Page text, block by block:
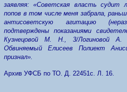
заявляя: «Советская власть судит
попов в том числе меня забрала,
антисоветскую агитацию
подтверждены показаниями
Кузнецовой М. Н., 3/Логиновой
Обвиняемый Елисеев Полиект
признал».
Архив УФСБ по ТО. Д. 22451с. Л. 16.